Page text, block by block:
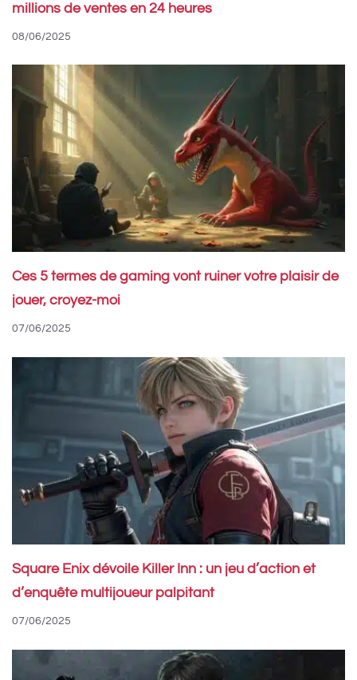
millions de ventes en 24 heures
08/06/2025
Ces 5 termes de gaming vont ruiner votre plaisir de
jouer, croyez-moi
07/06/2025
Square Enix dévoile Killer Inn : un jeu d’action et
d’enquête multijoueur palpitant
07/06/2025